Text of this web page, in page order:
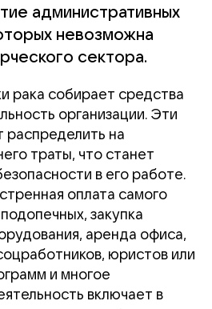
административных
невозможна
сектора.
рака собирает средства
организации. Эти
распределить на
траты, что станет
в его работе.
оплата самого
закупка
аренда офиса,
юристов или
и многое
включает в